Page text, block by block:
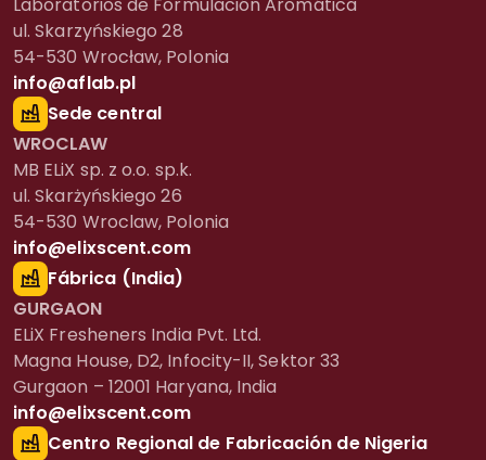
ul. Skarzyńskiego 28
54-530 Wrocław, Polonia
info@aflab.pl
Sede central
WROCLAW
MB ELiX sp. z o.o. sp.k.
ul. Skarżyńskiego 26
54-530 Wroclaw, Polonia
info@elixscent.com
Fábrica (India)
GURGAON
ELiX Fresheners India Pvt. Ltd.
Magna House, D2, Infocity-II, Sektor 33
Gurgaon – 12001 Haryana, India
info@elixscent.com
Centro Regional de Fabricación de Nigeria